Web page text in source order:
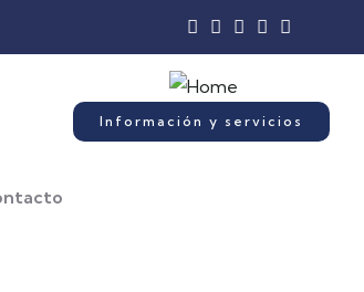
Información y servicios